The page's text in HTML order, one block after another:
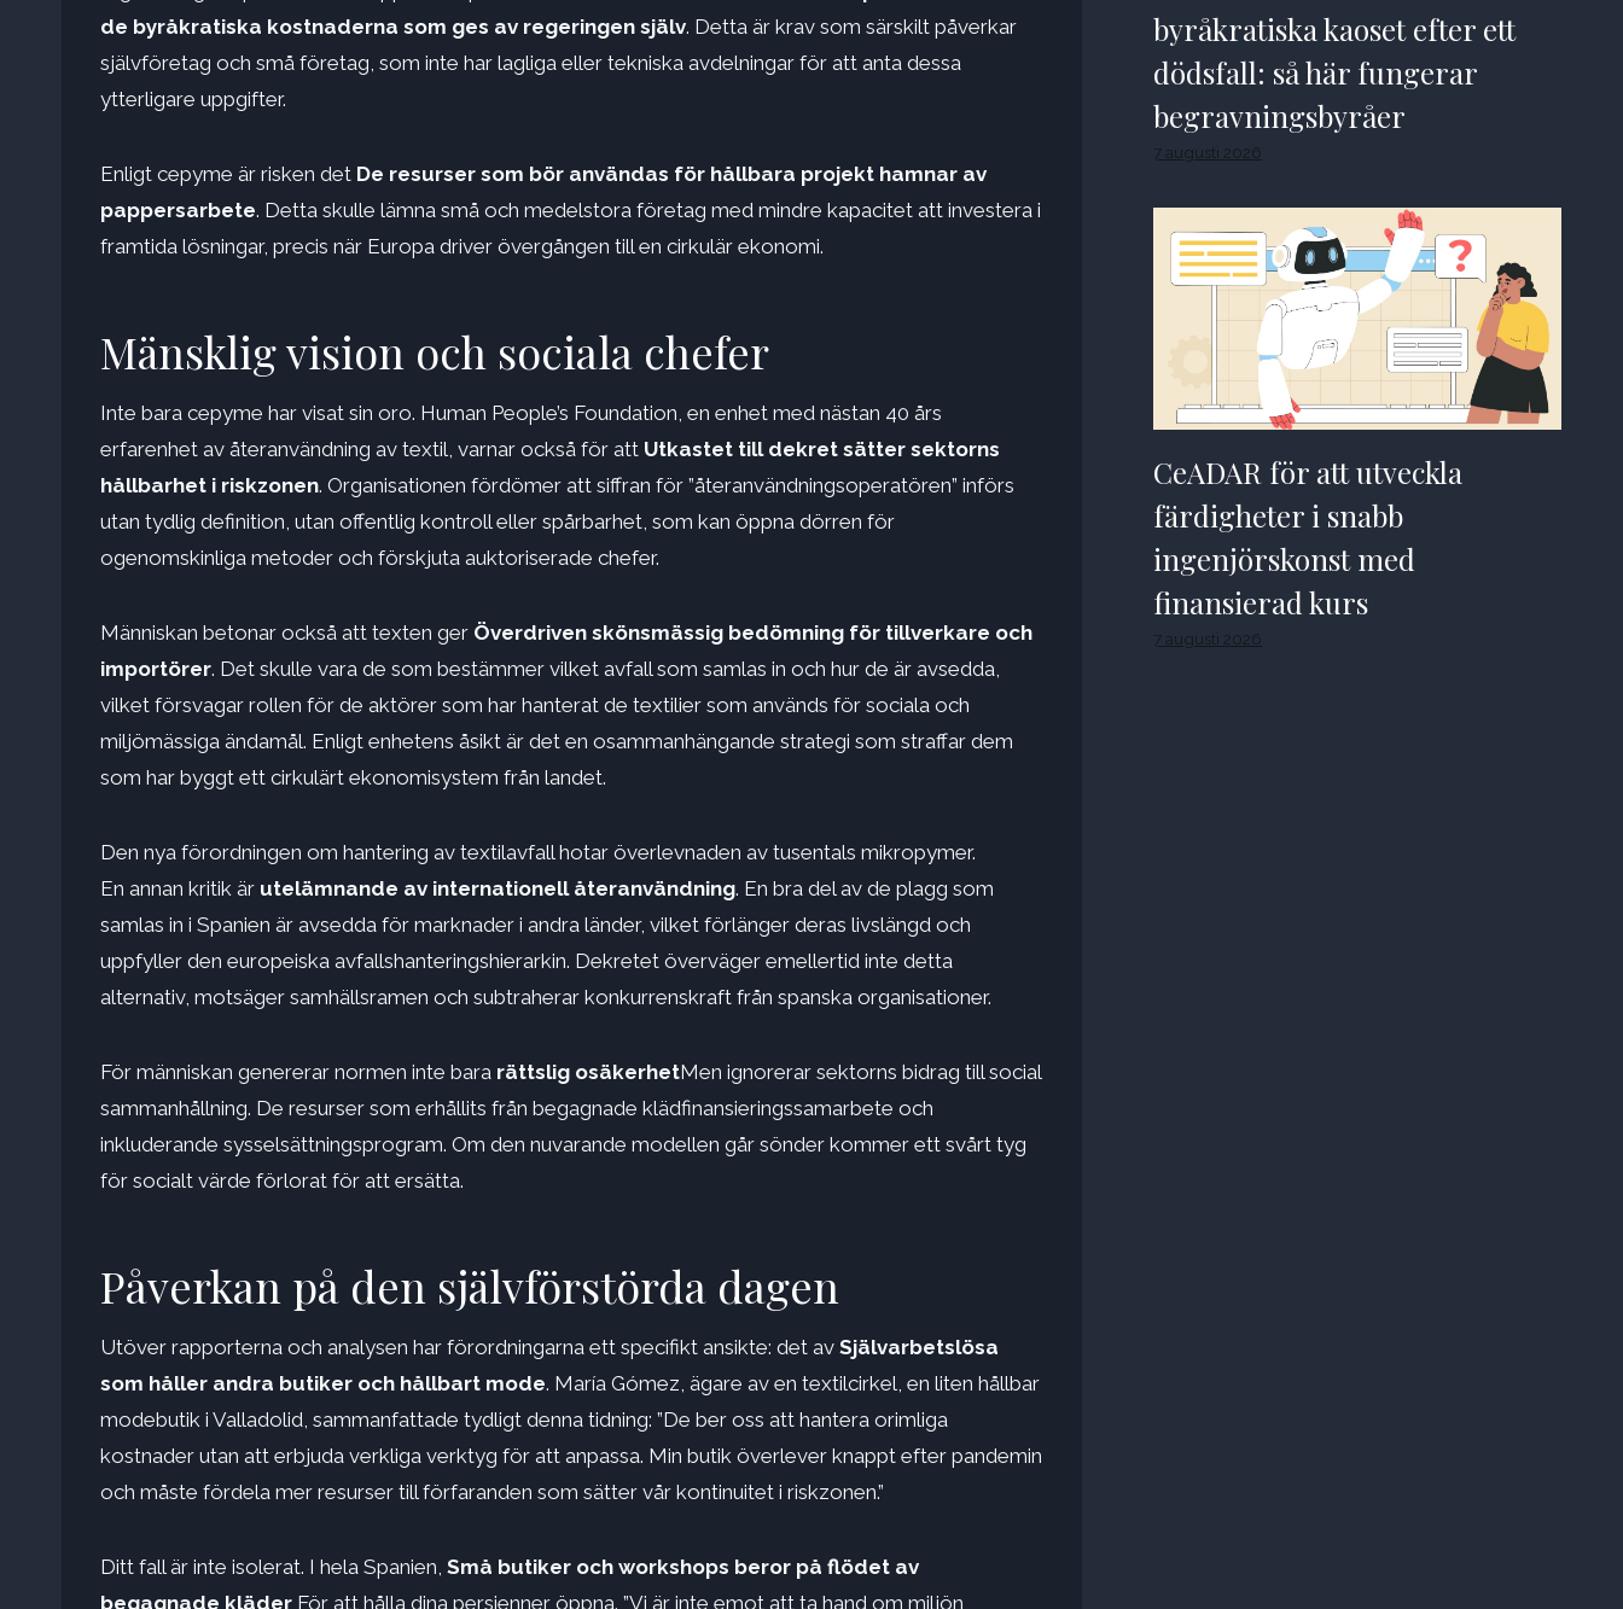
de byråkratiska kostnaderna som ges av regeringen själv. Detta är krav som särskilt påverkar
självföretag och små företag, som inte har lagliga eller tekniska avdelningar för att anta dessa
ytterligare uppgifter.
Enligt cepyme är risken det De resurser som bör användas för hållbara projekt hamnar av
pappersarbete. Detta skulle lämna små och medelstora företag med mindre kapacitet att investera i
framtida lösningar, precis när Europa driver övergången till en cirkulär ekonomi.
Mänsklig vision och sociala chefer
Inte bara cepyme har visat sin oro. Human People’s Foundation, en enhet med nästan 40 års
erfarenhet av återanvändning av textil, varnar också för att Utkastet till dekret sätter sektorns
hållbarhet i riskzonen. Organisationen fördömer att siffran för ”återanvändningsoperatören” införs
utan tydlig definition, utan offentlig kontroll eller spårbarhet, som kan öppna dörren för
ogenomskinliga metoder och förskjuta auktoriserade chefer.
Människan betonar också att texten ger Överdriven skönsmässig bedömning för tillverkare och
importörer. Det skulle vara de som bestämmer vilket avfall som samlas in och hur de är avsedda,
vilket försvagar rollen för de aktörer som har hanterat de textilier som används för sociala och
miljömässiga ändamål. Enligt enhetens åsikt är det en osammanhängande strategi som straffar dem
som har byggt ett cirkulärt ekonomisystem från landet.
Den nya förordningen om hantering av textilavfall hotar överlevnaden av tusentals mikropymer.
En annan kritik är utelämnande av internationell återanvändning. En bra del av de plagg som
samlas in i Spanien är avsedda för marknader i andra länder, vilket förlänger deras livslängd och
uppfyller den europeiska avfallshanteringshierarkin. Dekretet överväger emellertid inte detta
alternativ, motsäger samhällsramen och subtraherar konkurrenskraft från spanska organisationer.
För människan genererar normen inte bara rättslig osäkerhetMen ignorerar sektorns bidrag till social
sammanhållning. De resurser som erhållits från begagnade klädfinansieringssamarbete och
inkluderande sysselsättningsprogram. Om den nuvarande modellen går sönder kommer ett svårt tyg
för socialt värde förlorat för att ersätta.
Påverkan på den självförstörda dagen
Utöver rapporterna och analysen har förordningarna ett specifikt ansikte: det av Självarbetslösa
som håller andra butiker och hållbart mode. María Gómez, ägare av en textilcirkel, en liten hållbar
modebutik i Valladolid, sammanfattade tydligt denna tidning: ”De ber oss att hantera orimliga
kostnader utan att erbjuda verkliga verktyg för att anpassa. Min butik överlever knappt efter pandemin
och måste fördela mer resurser till förfaranden som sätter vår kontinuitet i riskzonen.”
Ditt fall är inte isolerat. I hela Spanien, Små butiker och workshops beror på flödet av
begagnade kläder För att hålla dina persienner öppna. ”Vi är inte emot att ta hand om miljön,
byråkratiska kaoset efter ett
dödsfall: så här fungerar
begravningsbyråer
7 augusti 2026
CeADAR för att utveckla
färdigheter i snabb
ingenjörskonst med
finansierad kurs
7 augusti 2026